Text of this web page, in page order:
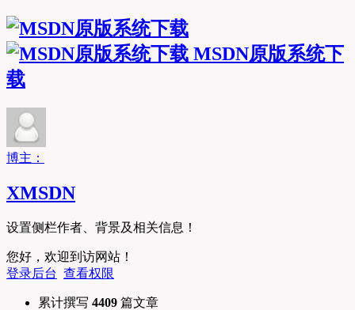
MSDN原版系统下
载
博主：
XMSDN
设置侧栏作者、背景及相关信息！
您好，欢迎到访网站！
登录后台 查看权限
累计撰写 4409 篇文章